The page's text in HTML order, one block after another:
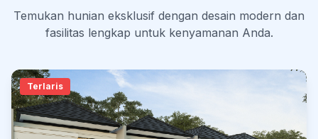
Temukan hunian eksklusif dengan desain modern dan
fasilitas lengkap untuk kenyamanan Anda.
Terlaris